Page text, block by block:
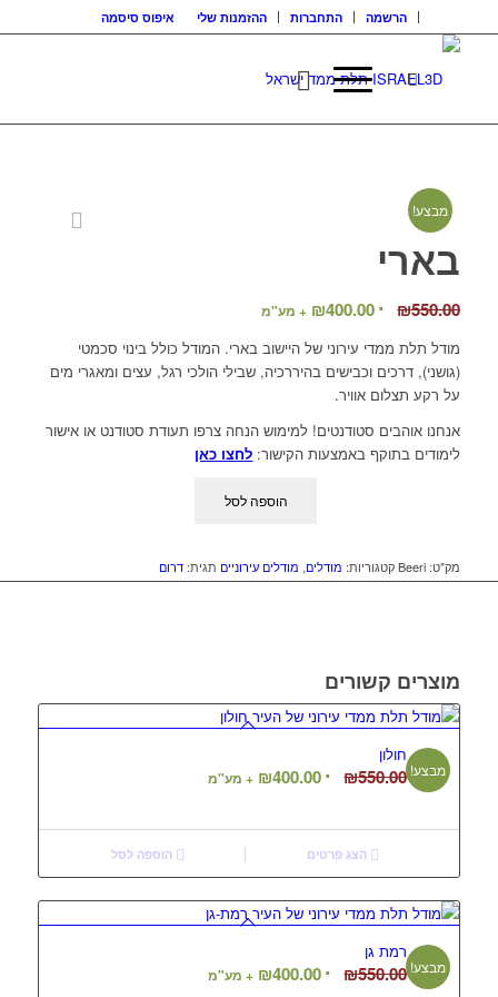
הרשמה התחברות ההזמנות שלי איפוס סיסמה
מבצע!
בארי
₪550.00
המחיר
היה:
₪550.00.
₪400.00 המחיר
הוא:
+ מע"מ
מודל תלת ממדי עירוני של היישוב בארי. המודל כולל בינוי סכמטי
(גושני), דרכים וכבישים בהיררכיה, שבילי הולכי רגל, עצים ומאגרי מים
על רקע תצלום אוויר.
אנחנו אוהבים סטודנטים! למימוש הנחה צרפו תעודת סטודנט או אישור
לימודים בתוקף באמצעות הקישור: לחצו כאן
הוספה לסל
מק"ט: Beeri קטגוריות: מודלים, מודלים עירוניים תגית: דרום
מוצרים קשורים
חולון
₪550.00
המחיר
היה:
₪550.00.
₪400.00 המחיר
הוא:
+ מע"מ מבצע!
הוספה לסל הצג פרטים
רמת גן
₪550.00
המחיר
₪400.00 המחיר
+ מע"מ מבצע!